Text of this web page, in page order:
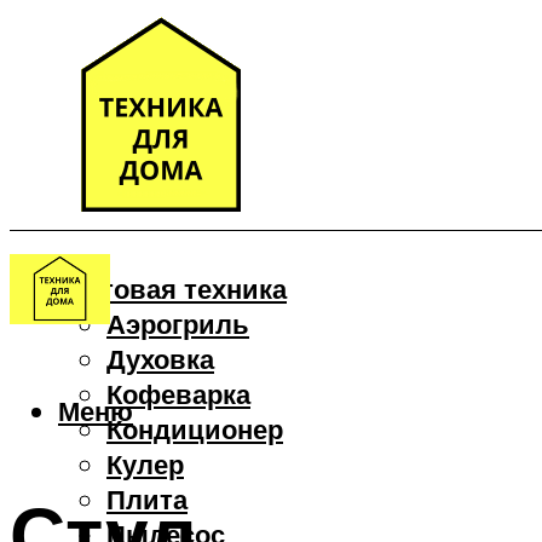
Бытовая техника
Аэрогриль
Духовка
Кофеварка
Кондиционер
Кулер
Плита
Пылесос
Меню